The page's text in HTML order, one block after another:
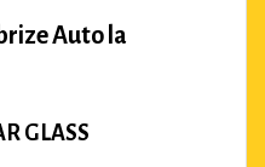
Auto la
GLASS